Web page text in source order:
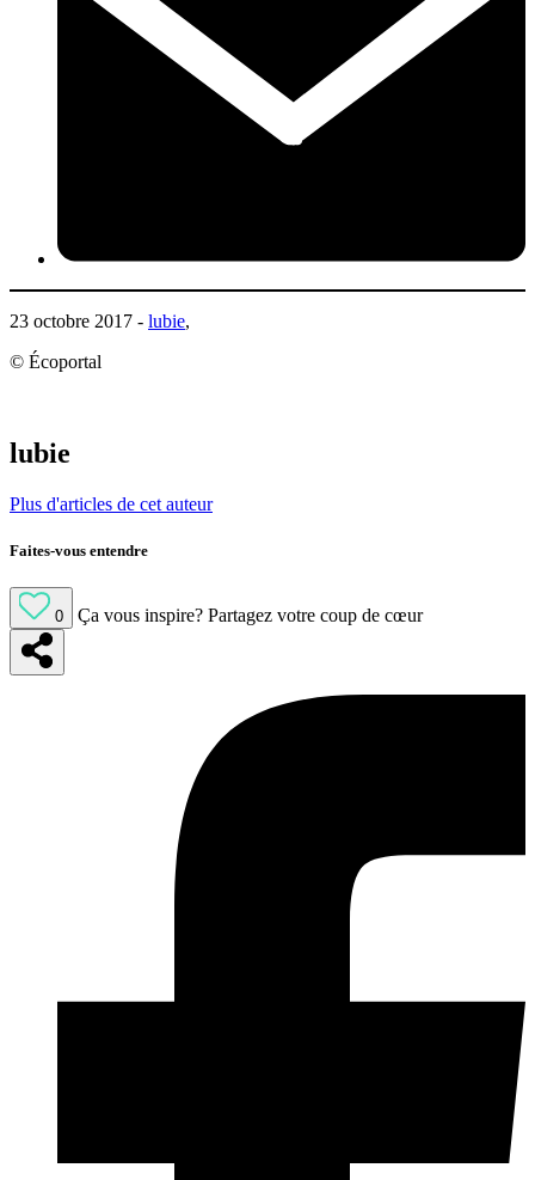
23 octobre 2017 - lubie,
© Écoportal
lubie
Plus d'articles de cet auteur
Faites-vous entendre
0 Ça vous inspire? Partagez votre coup de cœur